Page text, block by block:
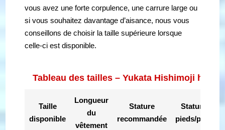
vous avez une forte corpulence, une carrure large ou
si vous souhaitez davantage d’aisance, nous vous
conseillons de choisir la taille supérieure lorsque
celle-ci est disponible.
Tableau des tailles – Yukata Hishimoji
Taille
disponible
Longueur
du
vêtement
Stature
recommandée
Stature en
pieds/pouces